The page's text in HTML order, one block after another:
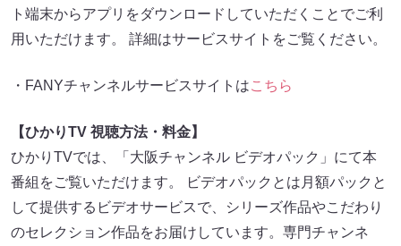
ト端末からアプリをダウンロードしていただくことでご利
用いただけます。 詳細はサービスサイトをご覧ください。
・FANYチャンネルサービスサイトはこちら
【ひかりTV 視聴方法・料金】
ひかりTVでは、「大阪チャンネル ビデオパック」にて本
番組をご覧いただけます。 ビデオパックとは月額パックと
して提供するビデオサービスで、シリーズ作品やこだわり
のセレクション作品をお届けしています。専門チャンネ